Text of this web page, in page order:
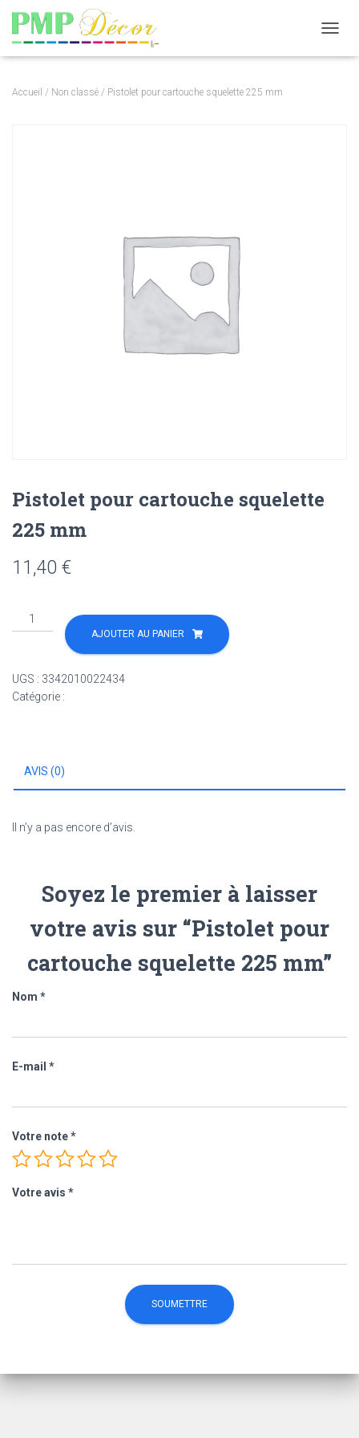
Accueil / Non classé / Pistolet pour cartouche squelette 225 mm
Pistolet pour cartouche squelette
225 mm
11,40 €
quantité
de
cartouche
squelette
AJOUTER AU PANIER
UGS : 3342010022434
Catégorie :
AVIS (0)
Il n’y a pas encore d’avis.
Soyez le premier à laisser
votre avis sur “Pistolet pour
cartouche squelette 225 mm”
Nom *
E-mail *
Votre note*
Votre avis *